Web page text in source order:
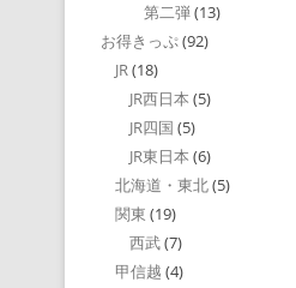
第二弾(13)
お得きっぷ(92)
JR(18)
JR西日本 (5)
JR四国 (5)
JR東日本 (6)
北海道・東北(5)
関東 (19)
西武(7)
甲信越 (4)